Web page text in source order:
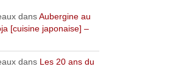
dansAubergine au
[cuisine japonaise] –
dans Les 20 ans du